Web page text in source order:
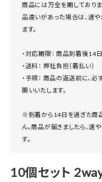
商品には万全を期しており
品違いがあった場合は、速
ます。
・対応期限： 商品到着後14
・送料： 弊社負担（着払い）
・手順： 商品の返送前に、
願いいたします。
※到着から14日を過ぎた商
ん。商品が届きましたら、
す。
10個セット